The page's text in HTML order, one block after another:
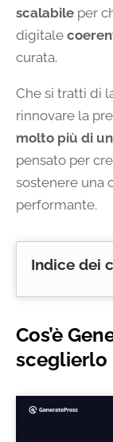
scalabile per
digitale
curata.
Che si tratti di
rinnovare la
molto più di
pensato per
sostenere una
performante.
Indice dei
Cos’è
sceglierlo